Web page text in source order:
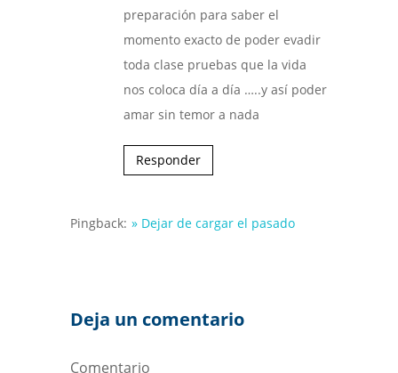
preparación para saber el
momento exacto de poder evadir
toda clase pruebas que la vida
nos coloca día a día …..y así poder
amar sin temor a nada
Responder
Pingback: » Dejar de cargar el pasado
Deja un comentario